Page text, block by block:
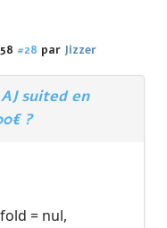
#28 par Jizzer
AJ suited en
?
= nul,